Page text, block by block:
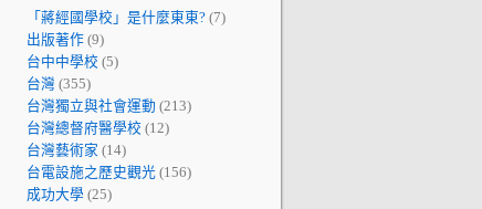
「蔣經國學校」是什麼東東? (7)
出版著作 (9)
台中中學校 (5)
台灣 (355)
台灣獨立與社會運動 (213)
台灣總督府醫學校 (12)
台灣藝術家 (14)
台電設施之歷史觀光 (156)
成功大學 (25)